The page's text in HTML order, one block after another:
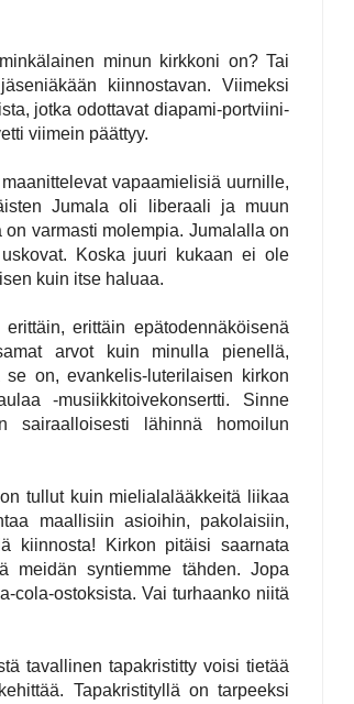
minun kirkkoni on? Tai
kiinnostavan. Viimeksi
jotka odottavat diapami-portviini-
viimein päättyy.
vapaamielisiä uurnille,
Jumala oli liberaali ja muun
varmasti molempia. Jumalalla on
Koska juuri kukaan ei ole
kuin itse haluaa.
erittäin epätodennäköisenä
arvot kuin minulla pienellä,
on, evankelis-luterilaisen kirkon
-musiikkitoivekonsertti. Sinne
sairaalloisesti lähinnä homoilun
tullut kuin mielialalääkkeitä liikaa
maallisiin asioihin, pakolaisiin,
kiinnosta! Kirkon pitäisi saarnata
syntiemme tähden. Jopa
cola-ostoksista. Vai turhaanko niitä
tavallinen tapakristitty voisi tietää
Tapakristityllä on tarpeeksi